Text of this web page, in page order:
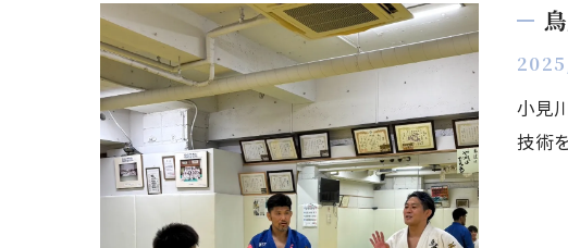
小見
技術